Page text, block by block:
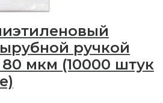
ручкой
мкм (10000 штук